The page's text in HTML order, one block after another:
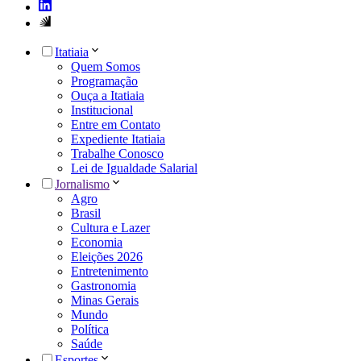
Itatiaia
Quem Somos
Programação
Ouça a Itatiaia
Institucional
Entre em Contato
Expediente Itatiaia
Trabalhe Conosco
Lei de Igualdade Salarial
Jornalismo
Agro
Brasil
Cultura e Lazer
Economia
Eleições 2026
Entretenimento
Gastronomia
Minas Gerais
Mundo
Política
Saúde